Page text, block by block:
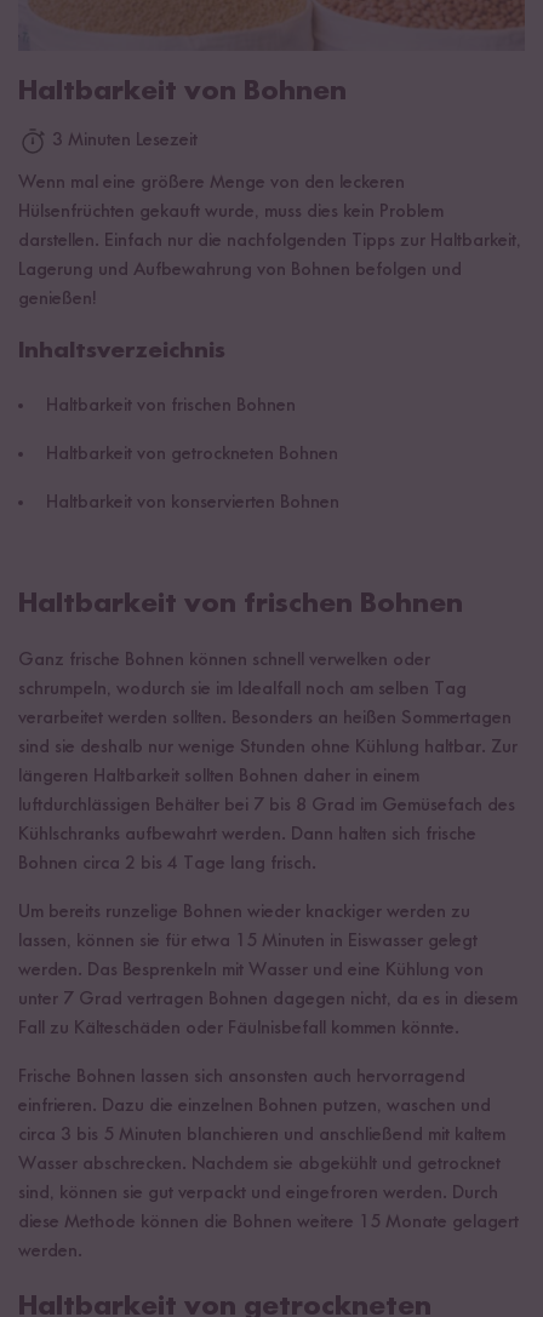
Haltbarkeit von Bohnen
3 Minuten Lesezeit
Wenn mal eine größere Menge von den leckeren
Hülsenfrüchten gekauft wurde, muss dies kein Problem
darstellen. Einfach nur die nachfolgenden Tipps zur Haltbarkeit,
Lagerung und Aufbewahrung von Bohnen befolgen und
genießen!
Inhaltsverzeichnis
Haltbarkeit von frischen Bohnen
Haltbarkeit von getrockneten Bohnen
Haltbarkeit von konservierten Bohnen
Haltbarkeit von frischen Bohnen
Ganz frische Bohnen können schnell verwelken oder
schrumpeln, wodurch sie im Idealfall noch am selben Tag
verarbeitet werden sollten. Besonders an heißen Sommertagen
sind sie deshalb nur wenige Stunden ohne Kühlung haltbar. Zur
längeren Haltbarkeit sollten Bohnen daher in einem
luftdurchlässigen Behälter bei 7 bis 8 Grad im Gemüsefach des
Kühlschranks aufbewahrt werden. Dann halten sich frische
Bohnen circa 2 bis 4 Tage lang frisch.
Um bereits runzelige Bohnen wieder knackiger werden zu
lassen, können sie für etwa 15 Minuten in Eiswasser gelegt
werden. Das Besprenkeln mit Wasser und eine Kühlung von
unter 7 Grad vertragen Bohnen dagegen nicht, da es in diesem
Fall zu Kälteschäden oder Fäulnisbefall kommen könnte.
Frische Bohnen lassen sich ansonsten auch hervorragend
einfrieren. Dazu die einzelnen Bohnen putzen, waschen und
circa 3 bis 5 Minuten blanchieren und anschließend mit kaltem
Wasser abschrecken. Nachdem sie abgekühlt und getrocknet
sind, können sie gut verpackt und eingefroren werden. Durch
diese Methode können die Bohnen weitere 15 Monate gelagert
werden.
Haltbarkeit von getrockneten